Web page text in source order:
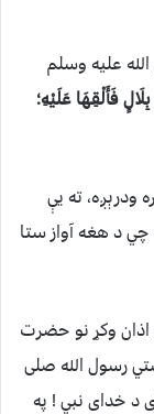
عليه وسلم
فَأَلْقِهَا عَلَيْهِ؛
ودرېږه، ته يې
چي د هغه آواز ستا
وكړ نو حضرت
رسول الله صلی
د خداى نبي ! په